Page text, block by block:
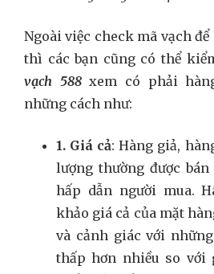
Ngoài việc check mã vạch để
thì các bạn cũng có thể
vạch 588xem có phải
những cách như:
1. Giá cả: Hàng giả,
lượng thường được
hấp dẫn người mua.
khảo giá cả của mặt
và cảnh giác với
thấp hơn nhiều so với